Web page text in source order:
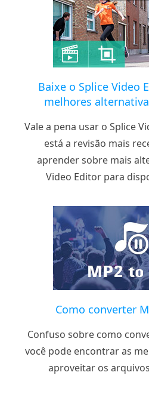
Baixe o Splice Video
melhores
Vale a pena usar o Splice
está a revisão mais
aprender sobre mais
Video Editor para
Como converter
Confuso sobre como
você pode encontrar as
aproveitar os